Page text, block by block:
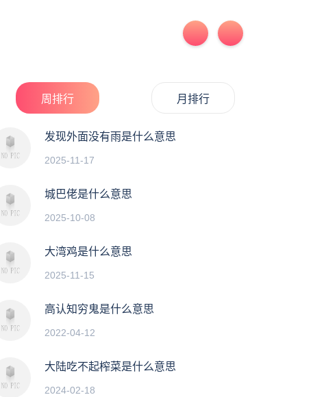
周排行 月排行
发现外面没有雨是什么意思
2025-11-17
城巴佬是什么意思
2025-10-08
大湾鸡是什么意思
2025-11-15
高认知穷鬼是什么意思
2022-04-12
大陆吃不起榨菜是什么意思
2024-02-18